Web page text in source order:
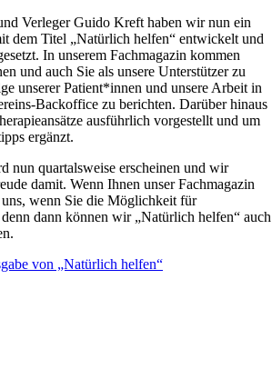
Verleger Guido Kreft haben wir nun ein
dem Titel „Natürlich helfen“ entwickelt und
In unserem Fachmagazin kommen
und auch Sie als unsere Unterstützer zu
unserer Patient*innen und unsere Arbeit in
Backoffice zu berichten. Darüber hinaus
ausführlich vorgestellt und um
ergänzt.
nun quartalsweise erscheinen und wir
damit. Wenn Ihnen unser Fachmagazin
wenn Sie die Möglichkeit für
dann können wir „Natürlich helfen“ auch
von „Natürlich helfen“